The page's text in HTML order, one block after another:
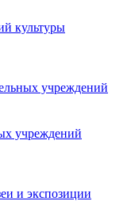
культуры
учреждений
учреждений
и экспозиции